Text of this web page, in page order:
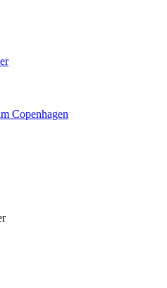
Copenhagen